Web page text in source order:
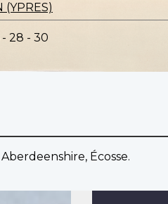
(YPRES)
28 - 30
Écosse.